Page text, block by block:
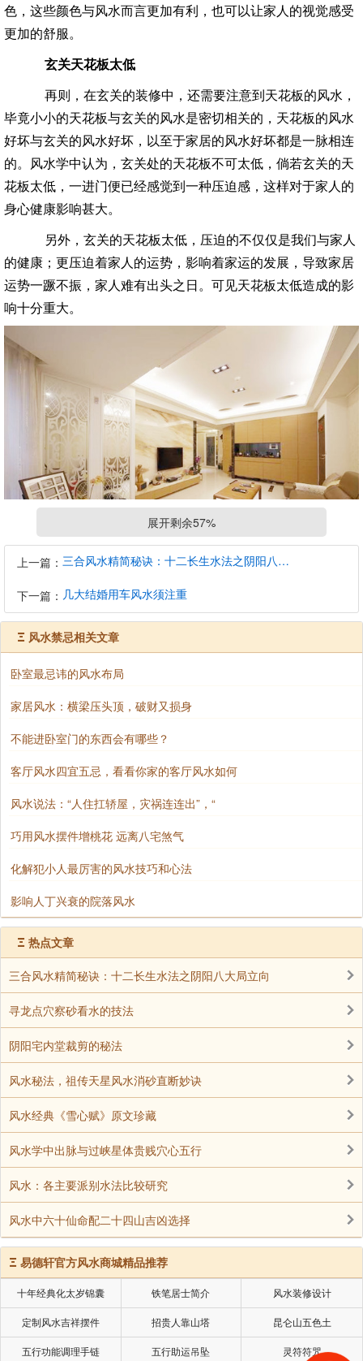
色，这些颜色与风水而言更加有利，也可以让家人的视觉感受
更加的舒服。
玄关天花板太低
再则，在玄关的装修中，还需要注意到天花板的风水，
毕竟小小的天花板与玄关的风水是密切相关的，天花板的风水
好坏与玄关的风水好坏，以至于家居的风水好坏都是一脉相连
的。风水学中认为，玄关处的天花板不可太低，倘若玄关的天
花板太低，一进门便已经感觉到一种压迫感，这样对于家人的
身心健康影响甚大。
另外，玄关的天花板太低，压迫的不仅仅是我们与家人
的健康；更压迫着家人的运势，影响着家运的发展，导致家居
运势一蹶不振，家人难有出头之日。可见天花板太低造成的影
响十分重大。
风水禁忌大全
扔旧鞋禁忌
鞋柜的摆放有什么风水禁忌
居家风水：鞋柜宜藏不宜露，巧妙的带门鞋柜，显得典
雅自然，颜色不宜太过耀眼，不宜让人一眼就看见看出他是鞋
柜。比如可以在鞋柜上放花草之类，艺术品，这样不仅美观还
的；那么，鞋柜的摆放有什么风水禁忌？
鞋柜摆放风水禁忌有哪些
鞋柜摆放风水禁忌一、鞋柜忌职位不分
鞋柜摆放风水，职位有别，鞋柜摆放的方向要注意。一
家之主若从事文职工作，宜把鞋柜放置于家中的文职位，即东
南方;蓝领工人等靠劳力谋生的朋友，则宜放于武职位，西北面
最有利，有助于事业更上一层楼。以上的方位长年适用，勿须
每年转换。
鞋柜摆放风水禁忌二、鞋柜忌太高，五层高为佳
鞋柜通常是多层式设计，以风水角度来说，鞋柜以瓦层
高为佳，皆因这代表五行并存。鞋柜少于五层问题不大，多于
此层数则属大忌，因为鞋属上，应该“脚踏实地”，将鞋放得太
高的话，便会影响穿着，走路时容易扭伤、跌倒。再者，鞋子
代表“根基”，根基打得稳，有助于事业发展理想。同样道理，
每层鞋柜最好摆五对鞋，以达致五行平衡的效果。
鞋柜摆放风水禁忌三、鞋柜上的鞋忌尖头鞋向外放
现时流行的尖头鞋，鞋头最好向柜内放，否则，每次打
开鞋柜取鞋的时候，鞋尖对着自己，形成火煞，久而久之，对
健康有害无益。
鞋柜摆放风水禁忌四、鞋柜摆放忌对大门
鞋柜的位置不宜摆放在正对入门处，应该尽可能的把鞋
展开剩余57%
上一篇： 三合风水精简秘诀：十二长生水法之阴阳八大局立向
下一篇： 几大结婚用车风水须注重
Ξ 风水禁忌相关文章
卧室最忌讳的风水布局
家居风水：横梁压头顶，破财又损身
不能进卧室门的东西会有哪些？
客厅风水四宜五忌，看看你家的客厅风水如何
风水说法：“人住扛轿屋，灾祸连连出”，“
巧用风水摆件增桃花 远离八宅煞气
化解犯小人最厉害的风水技巧和心法
影响人丁兴衰的院落风水
Ξ 热点文章
三合风水精简秘诀：十二长生水法之阴阳八大局立向
寻龙点穴察砂看水的技法
阴阳宅内堂裁剪的秘法
风水秘法，祖传天星风水消砂直断妙诀
风水经典《雪心赋》原文珍藏
风水学中出脉与过峡星体贵贱穴心五行
风水：各主要派别水法比较研究
风水中六十仙命配二十四山吉凶选择
Ξ 易德轩官方风水商城精品推荐
十年经典化太岁锦囊 铁笔居士简介 风水装修设计
定制风水吉祥摆件 招贵人靠山塔 昆仑山五色土
五行功能调理手链 五行助运吊坠 灵符符咒